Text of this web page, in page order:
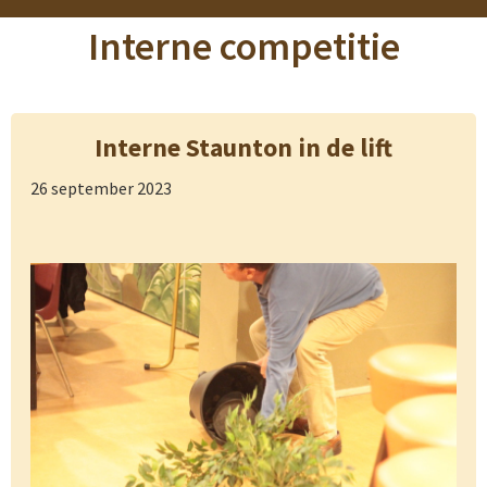
Interne competitie
Interne Staunton in de lift
26 september 2023